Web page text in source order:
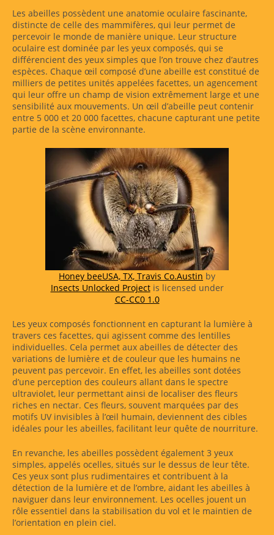
Les abeilles possèdent une anatomie oculaire fascinante,
distincte de celle des mammifères, qui leur permet de
percevoir le monde de manière unique. Leur structure
oculaire est dominée par les yeux composés, qui se
différencient des yeux simples que l’on trouve chez d’autres
espèces. Chaque œil composé d’une abeille est constitué de
milliers de petites unités appelées facettes, un agencement
qui leur offre un champ de vision extrêmement large et une
sensibilité aux mouvements. Un œil d’abeille peut contenir
entre 5 000 et 20 000 facettes, chacune capturant une petite
partie de la scène environnante.
Honey beeUSA, TX, Travis Co.Austin by
Insects Unlocked Projectis licensed under
CC-CC0 1.0
Les yeux composés fonctionnent en capturant la lumière à
travers ces facettes, qui agissent comme des lentilles
individuelles. Cela permet aux abeilles de détecter des
variations de lumière et de couleur que les humains ne
peuvent pas percevoir. En effet, les abeilles sont dotées
d’une perception des couleurs allant dans le spectre
ultraviolet, leur permettant ainsi de localiser des fleurs
riches en nectar. Ces fleurs, souvent marquées par des
motifs UV invisibles à l’œil humain, deviennent des cibles
idéales pour les abeilles, facilitant leur quête de nourriture.
En revanche, les abeilles possèdent également 3 yeux
simples, appelés ocelles, situés sur le dessus de leur tête.
Ces yeux sont plus rudimentaires et contribuent à la
détection de la lumière et de l’ombre, aidant les abeilles à
naviguer dans leur environnement. Les ocelles jouent un
rôle essentiel dans la stabilisation du vol et le maintien de
l’orientation en plein ciel.